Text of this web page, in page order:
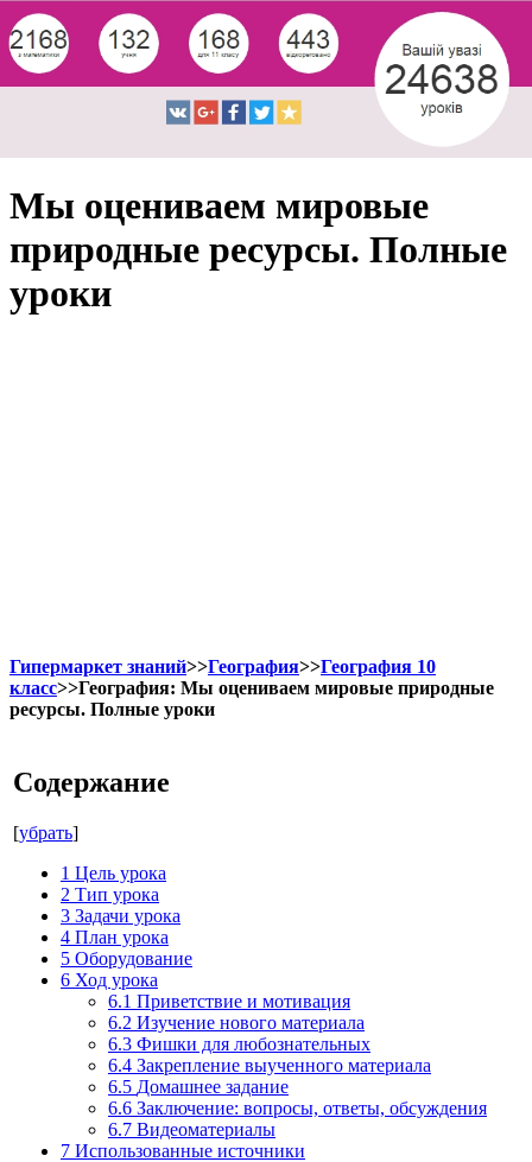
Мы оцениваем мировые
природные ресурсы. Полные
уроки
Гипермаркет знаний>>География>>География 10
класс>>География: Мы оцениваем мировые природные
ресурсы. Полные уроки
Содержание
[убрать]
1 Цель урока
2 Тип урока
3 Задачи урока
4 План урока
5 Оборудование
6 Ход урока
6.1 Приветствие и мотивация
6.2 Изучение нового материала
6.3 Фишки для любознательных
6.4 Закрепление выученного материала
6.5 Домашнее задание
6.6 Заключение: вопросы, ответы, обсуждения
6.7 Видеоматериалы
7 Использованные источники